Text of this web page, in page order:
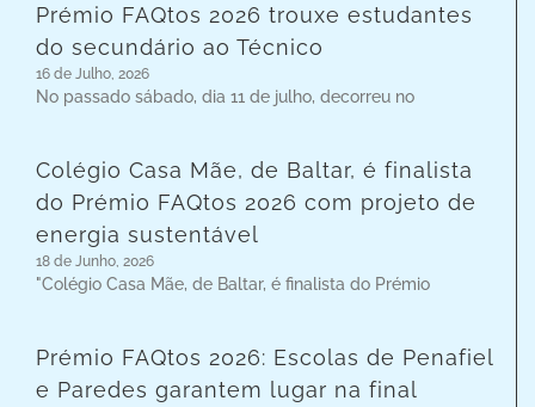
Prémio FAQtos 2026 trouxe estudantes
do secundário ao Técnico
16 de Julho, 2026
No passado sábado, dia 11 de julho, decorreu no
Colégio Casa Mãe, de Baltar, é finalista
do Prémio FAQtos 2026 com projeto de
energia sustentável
18 de Junho, 2026
"Colégio Casa Mãe, de Baltar, é finalista do Prémio
Prémio FAQtos 2026: Escolas de Penafiel
e Paredes garantem lugar na final